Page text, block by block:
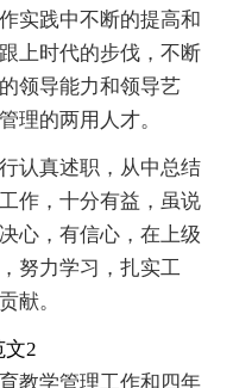
实践中不断的提高和
上时代的步伐，不断
领导能力和领导艺
理的两用人才。
认真述职，从中总结
作，十分有益，虽说
心，有信心，在上级
努力学习，扎实工
献。
文2
教学管理工作和四年